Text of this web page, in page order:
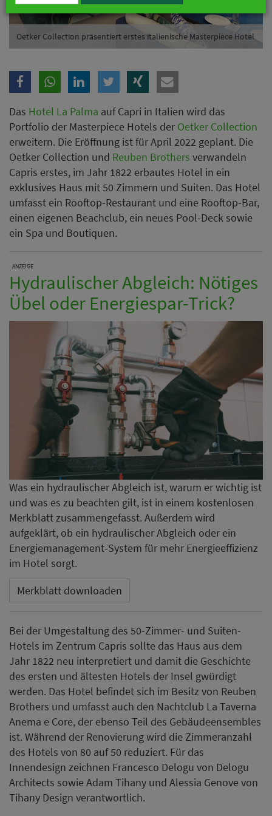
Oetker Collection präsentiert erstes italienische Masterpiece Hotel
Das Hotel La Palma auf Capri in Italien wird das
Portfolio der Masterpiece Hotels der Oetker Collection
erweitern. Die Eröffnung ist für April 2022 geplant. Die
Oetker Collection und Reuben Brothers verwandeln
Capris erstes, im Jahr 1822 erbautes Hotel in ein
exklusives Haus mit 50 Zimmern und Suiten. Das Hotel
umfasst ein Rooftop-Restaurant und eine Rooftop-Bar,
einen eigenen Beachclub, ein neues Pool-Deck sowie
ein Spa und Boutiquen.
ANZEIGE
Hydraulischer Abgleich: Nötiges
Übel oder Energiespar-Trick?
Was ein hydraulischer Abgleich ist, warum er wichtig ist
und was es zu beachten gilt, ist in einem kostenlosen
Merkblatt zusammengefasst. Außerdem wird
aufgeklärt, ob ein hydraulischer Abgleich oder ein
Energiemanagement-System für mehr Energieeffizienz
im Hotel sorgt.
Merkblatt downloaden
Bei der Umgestaltung des 50-Zimmer- und Suiten-
Hotels im Zentrum Capris sollte das Haus aus dem
Jahr 1822 neu interpretiert und damit die Geschichte
des ersten und ältesten Hotels der Insel gwürdigt
werden. Das Hotel befindet sich im Besitz von Reuben
Brothers und umfasst auch den Nachtclub La Taverna
Anema e Core, der ebenso Teil des Gebäudeensembles
ist. Während der Renovierung wird die Zimmeranzahl
des Hotels von 80 auf 50 reduziert. Für das
Innendesign zeichnen Francesco Delogu von Delogu
Architects sowie Adam Tihany und Alessia Genove von
Tihany Design verantwortlich.